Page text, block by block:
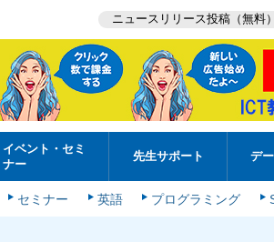
ニュースリリース投稿（無料）
イベント・セミ
ナー
先生サポート デ
セミナー 英語 プログラミング